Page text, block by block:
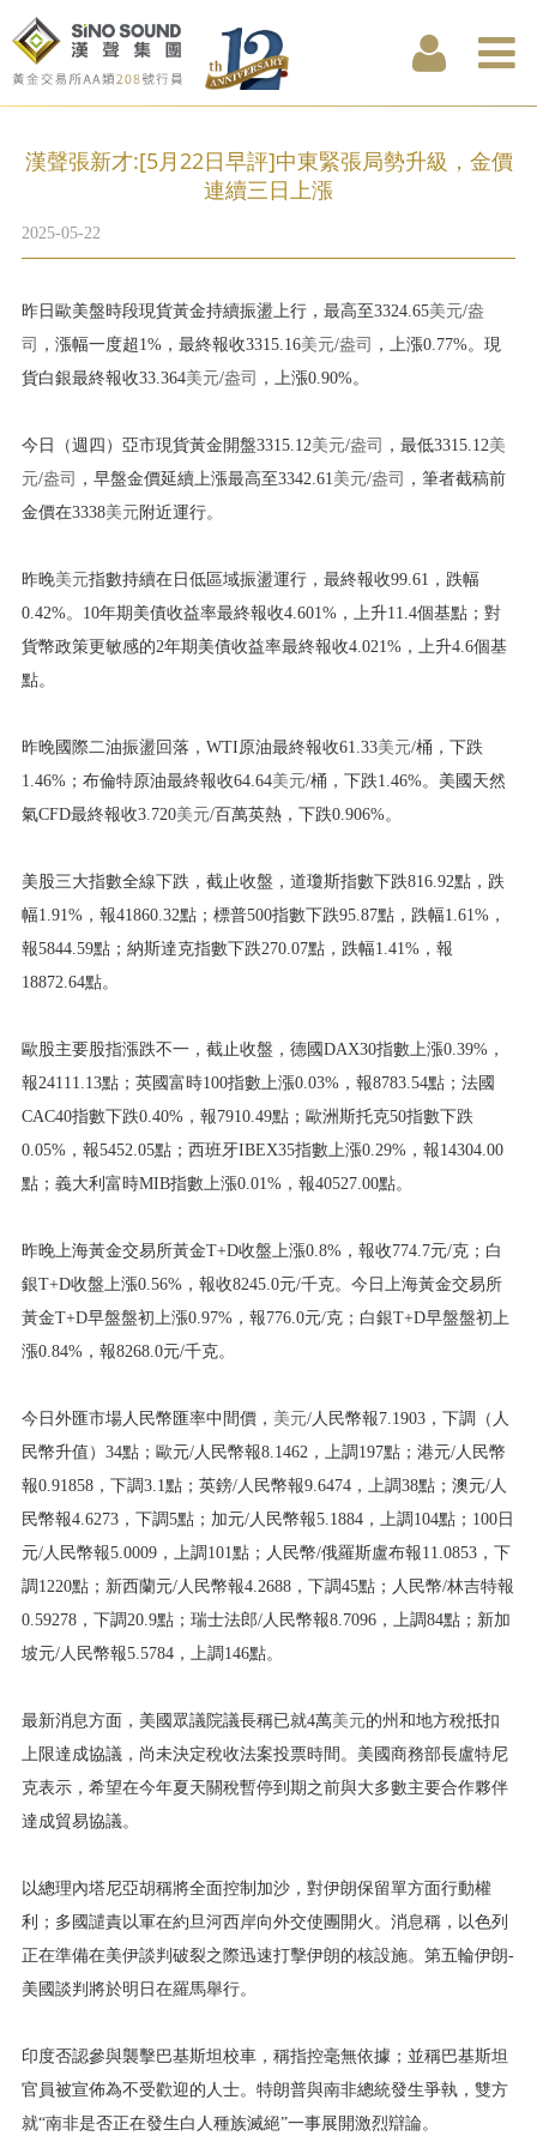
漢聲張新才:[5月22日早評]中東緊張局勢升級，金價
連續三日上漲
2025-05-22
昨日歐美盤時段現貨黃金持續振盪上行，最高至3324.65美元/盎
司
，漲幅一度超1%，最終報收3315.16美元/盎司
，上漲0.77%。現
貨白銀最終報收33.364美元/盎司 ，上漲0.90%。
今日（週四）亞市現貨黃金開盤3315.12美元/盎司 ，最低3315.12美
元/盎司 ，早盤金價延續上漲最高至3342.61美元/盎司
，筆者截稿前
金價在3338美元附近運行。
昨晚美元指數持續在日低區域振盪運行，最終報收99.61，跌幅
0.42%。10年期美債收益率最終報收4.601%，上升11.4個基點；對
貨幣政策更敏感的2年期美債收益率最終報收4.021%，上升4.6個基
點。
昨晚國際二油振盪回落，WTI原油最終報收61.33美元/桶，下跌
1.46%；布倫特原油最終報收64.64美元/桶，下跌1.46%。美國天然
氣CFD最終報收3.720美元/百萬英熱，下跌0.906%。
美股三大指數全線下跌，截止收盤，道瓊斯指數下跌816.92點，跌
幅1.91%，報41860.32點；標普500指數下跌95.87點，跌幅1.61%，
報5844.59點；納斯達克指數下跌270.07點，跌幅1.41%，報
18872.64點。
歐股主要股指漲跌不一，截止收盤，德國DAX30指數上漲0.39%，
報24111.13點；英國富時100指數上漲0.03%，報8783.54點；法國
CAC40指數下跌0.40%，報7910.49點；歐洲斯托克50指數下跌
0.05%，報5452.05點；西班牙IBEX35指數上漲0.29%，報14304.00
點；義大利富時MIB指數上漲0.01%，報40527.00點。
昨晚上海黃金交易所黃金T+D收盤上漲0.8%，報收774.7元/克；白
銀T+D收盤上漲0.56%，報收8245.0元/千克。今日上海黃金交易所
黃金T+D早盤盤初上漲0.97%，報776.0元/克；白銀T+D早盤盤初上
漲0.84%，報8268.0元/千克。
今日外匯市場人民幣匯率中間價， 美元/人民幣報7.1903，下調（人
民幣升值）34點；歐元/人民幣報8.1462，上調197點；港元/人民幣
報0.91858，下調3.1點；英鎊/人民幣報9.6474，上調38點；澳元/人
民幣報4.6273，下調5點；加元/人民幣報5.1884，上調104點；100日
元/人民幣報5.0009，上調101點；人民幣/俄羅斯盧布報11.0853，下
調1220點；新西蘭元/人民幣報4.2688，下調45點；人民幣/林吉特報
0.59278，下調20.9點；瑞士法郎/人民幣報8.7096，上調84點；新加
坡元/人民幣報5.5784，上調146點。
最新消息方面，美國眾議院議長稱已就4萬美元的州和地方稅抵扣
上限達成協議，尚未決定稅收法案投票時間。美國商務部長盧特尼
克表示，希望在今年夏天關稅暫停到期之前與大多數主要合作夥伴
達成貿易協議。
以總理內塔尼亞胡稱將全面控制加沙，對伊朗保留單方面行動權
利；多國譴責以軍在約旦河西岸向外交使團開火。消息稱，以色列
正在準備在美伊談判破裂之際迅速打擊伊朗的核設施。第五輪伊朗-
美國談判將於明日在羅馬舉行。
印度否認參與襲擊巴基斯坦校車，稱指控毫無依據；並稱巴基斯坦
官員被宣佈為不受歡迎的人士。特朗普與南非總統發生爭執，雙方
就“南非是否正在發生白人種族滅絕”一事展開激烈辯論。